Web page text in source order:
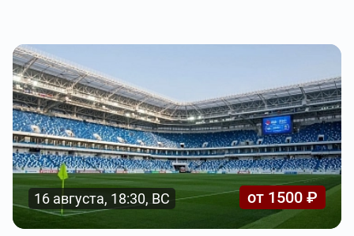
16 августа, 18:30, ВС от 1500 ₽